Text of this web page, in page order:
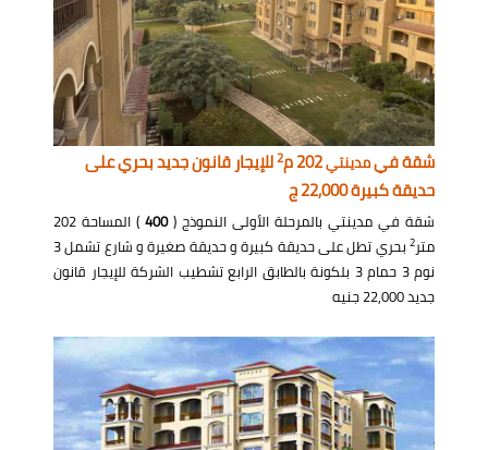
شقة فيمدينتي 2للإيجار قانون جديد بحري على
حديقة كبيرة 22,000 ج
شقة في مدينتي بالمرحلة الأولى النموذج (400
) المساحة 202
متر2
بحري تطل على حديقة كبيرة و حديقة صغيرة و شارع تشمل 3
نوم 3 حمام 3 بلكونة بالطابق الرابع تشطيب الشركة للإيجار قانون
جديد 22,000 جنيه